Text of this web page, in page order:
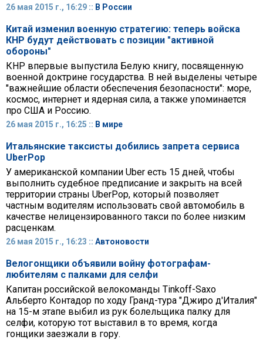
26 мая 2015 г., 16:29 :: В России
Китай изменил военную стратегию: теперь войска
КНР будут действовать с позиции "активной
обороны"
КНР впервые выпустила Белую книгу, посвященную
военной доктрине государства. В ней выделены четыре
"важнейшие области обеспечения безопасности": море,
космос, интернет и ядерная сила, а также упоминается
про США и Россию.
26 мая 2015 г., 16:25 :: В мире
Итальянские таксисты добились запрета сервиса
UberPop
У американской компании Uber есть 15 дней, чтобы
выполнить судебное предписание и закрыть на всей
территории страны UberPop, который позволяет
частным водителям использовать свой автомобиль в
качестве нелицензированного такси по более низким
расценкам.
26 мая 2015 г., 16:23 :: Автоновости
Велогонщики объявили войну фотографам-
любителям с палками для селфи
Капитан российской велокоманды Tinkoff-Saxo
Альберто Контадор по ходу Гранд-тура "Джиро д'Италия"
на 15-м этапе выбил из рук болельщика палку для
селфи, которую тот выставил в то время, когда
гонщики заезжали в гору.